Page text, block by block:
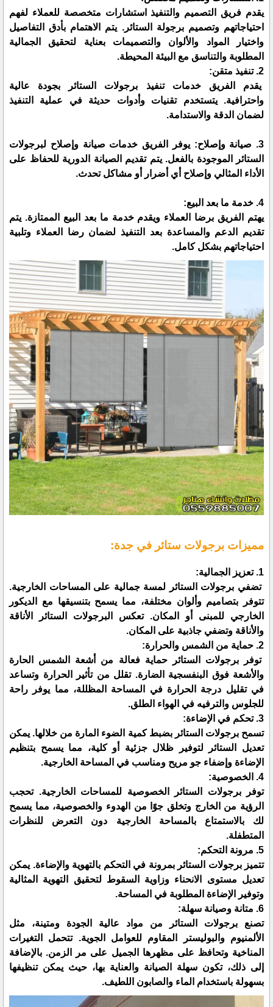
يقدم فريق التصميم والتنفيذ استشارات متخصصة للعملاء لفهم
احتياجاتهم وتصميم برجولة الستائر. يتم الاهتمام بأدق التفاصيل
واختيار المواد والألوان والتصميمات بعناية لتحقيق الجمالية
المطلوبة والتناسق مع البيئة المحيطة.
2. تنفيذ متقن:
يقدم الفريق خدمات تنفيذ برجولات الستائر بجودة عالية
واحترافية. يتستخدم تقنيات وأدوات حديثة في عملية التنفيذ
لضمان الدقة والاستدامة.
3. صيانة وإصلاح: يوفر الفريق خدمات صيانة وإصلاح لبرجولات
الستائر الموجودة بالفعل. يتم تقديم الصيانة الدورية للحفاظ على
الأداء المثالي وإصلاح أي أضرار أو مشاكل تحدث.
4. خدمة ما بعد البيع:
يهتم الفريق برضا العملاء ويقدم خدمة ما بعد البيع الممتازة. يتم
تقديم الدعم والمساعدة بعد التنفيذ لضمان رضا العملاء وتلبية
احتياجاتهم بشكل كامل.
مميزات برجولات ستائر في جدة:
1. تعزيز الجمالية:
تضفي برجولات الستائر لمسة جمالية على المساحات الخارجية.
تتوفر بتصاميم وألوان مختلفة، مما يسمح بتنسيقها مع الديكور
الخارجي للمبنى أو المكان. تعكس البرجولات الستائر الأناقة
والأناقة وتضفي جاذبية على المكان.
2. حماية من الشمس والحرارة:
توفر برجولات الستائر حماية فعالة من أشعة الشمس الحارة
والأشعة فوق البنفسجية الضارة. تقلل من تأثير الحرارة وتساعد
في تقليل درجة الحرارة في المساحة المظللة، مما يوفر راحة
للجلوس والترفيه في الهواء الطلق.
3. تحكم في الإضاءة:
تسمح برجولات الستائر بضبط كمية الضوء المارة من خلالها. يمكن
تعديل الستائر لتوفير ظلال جزئية أو كلية، مما يسمح بتنظيم
الإضاءة وإضفاء جو مريح ومناسب في المساحة الخارجية.
4. الخصوصية:
توفر برجولات الستائر الخصوصية للمساحات الخارجية. تحجب
الرؤية من الخارج وتخلق جوًا من الهدوء والخصوصية، مما يسمح
لك بالاستمتاع بالمساحة الخارجية دون التعرض للنظرات
المتطفلة.
5. مرونة التحكم:
تتميز برجولات الستائر بمرونة في التحكم بالتهوية والإضاءة. يمكن
تعديل مستوى الانحناء وزاوية السقوط لتحقيق التهوية المثالية
وتوفير الإضاءة المطلوبة في المساحة.
6. متانة وصيانة سهلة:
تصنع برجولات الستائر من مواد عالية الجودة ومتينة، مثل
الألمنيوم والبوليستر المقاوم للعوامل الجوية. تتحمل التغيرات
المناخية وتحافظ على مظهرها الجميل على مر الزمن. بالإضافة
إلى ذلك، تكون سهلة الصيانة والعناية بها، حيث يمكن تنظيفها
بسهولة باستخدام الماء والصابون اللطيف.